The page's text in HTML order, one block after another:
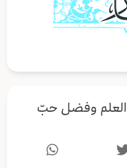
العلم وفضل حبّ